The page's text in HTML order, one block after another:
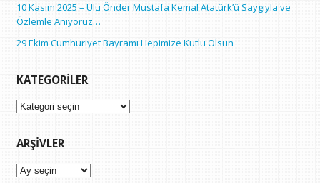
10 Kasım 2025 – Ulu Önder Mustafa Kemal Atatürk’ü Saygıyla ve
Özlemle Anıyoruz…
29 Ekim Cumhuriyet Bayramı Hepimize Kutlu Olsun
KATEGORILER
Kategoriler
ARŞIVLER
Arşivler